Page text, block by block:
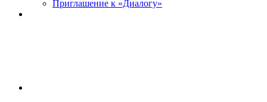
Приглашение к «Диалогу»